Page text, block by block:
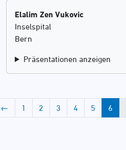
Elalim Zen Vukovic
Inselspital
Bern
Präsentationen anzeigen
← 1 2 3 4 5 6